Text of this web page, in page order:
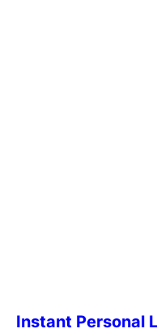
Instant Personal